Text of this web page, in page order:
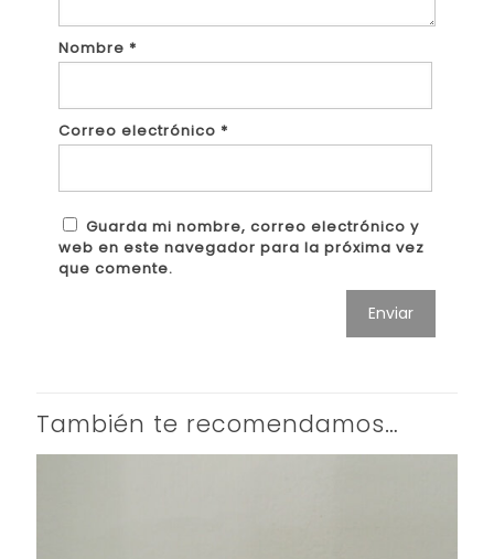
Nombre *
Correo electrónico *
Guarda mi nombre, correo electrónico y
web en este navegador para la próxima vez
que comente.
También te recomendamos…